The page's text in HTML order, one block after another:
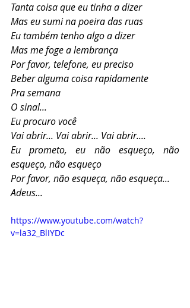
Tanta coisa que eu tinha a dizer
Mas eu sumi na poeira das ruas
Eu também tenho algo a dizer
Mas me foge a lembrança
Por favor, telefone, eu preciso
Beber alguma coisa rapidamente
Pra semana
O sinal...
Eu procuro você
Vai abrir... Vai abrir... Vai abrir....
Eu prometo, eu não esqueço, não
esqueço, não esqueço
Por favor, não esqueça, não esqueça...
Adeus...
https://www.youtube.com/watch?
v=la32_BlIYDc